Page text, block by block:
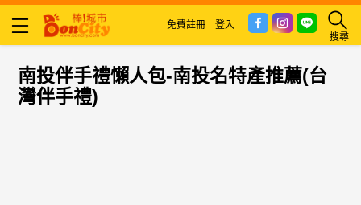
搜尋
免費註冊 登入
南投伴手禮懶人包-南投名特產推薦(台
灣伴手禮)